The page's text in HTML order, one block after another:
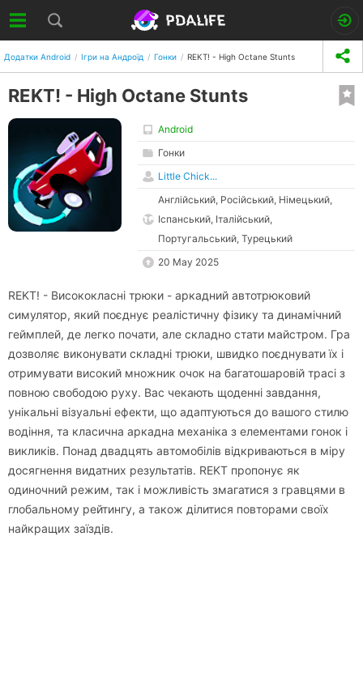
Додатки Android Ігри на Андроїд Гонки REKT! - High Octane Stunts
REKT! - High Octane Stunts
Android
Гонки
Little Chick...
Англійський, Російський, Німецький,
Іспанський, Італійський,
Португальський, Турецький
20 May 2025
REKT! - Висококласні трюки - аркадний автотрюковий
симулятор, який поєднує реалістичну фізику та динамічний
геймплей, де легко почати, але складно стати майстром. Гра
дозволяє виконувати складні трюки, швидко поєднувати їх і
отримувати високий множник очок на багатошаровій трасі з
повною свободою руху. Вас чекають щоденні завдання,
унікальні візуальні ефекти, що адаптуються до вашого стилю
водіння, та класична аркадна механіка з елементами гонок і
викликів. Понад двадцять автомобілів відкриваються в міру
досягнення видатних результатів. REKT пропонує як
одиночний режим, так і можливість змагатися з гравцями в
глобальному рейтингу, а також ділитися повторами своїх
найкращих заїздів.